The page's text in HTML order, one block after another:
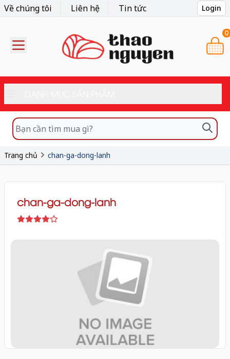
Về chúng tôi Liên hệ Tin tức Login
0
Trang chủ chan-ga-dong-lanh
chan-ga-dong-lanh